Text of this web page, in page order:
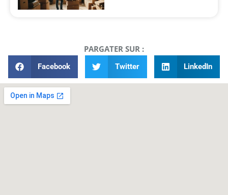
PARGATER SUR :
Facebook Twitter LinkedIn